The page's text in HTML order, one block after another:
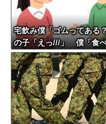
宅飲み僕「ゴムってある
の子「えっ///」 僕「食
かったお菓子輪ゴムで縛
て」女の子「⋯あ、そ、
か///」